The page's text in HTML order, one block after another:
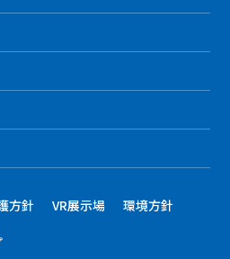
方針 VR展示場 環境方針